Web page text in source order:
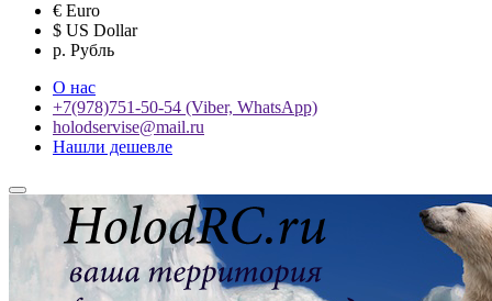
€ Euro
$ US Dollar
р. Рубль
О нас
+7(978)751-50-54 (Viber, WhatsApp)
holodservise@mail.ru
Нашли дешевле